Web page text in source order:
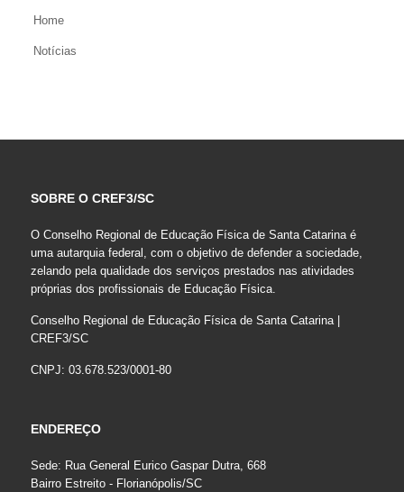
Home
Notícias
SOBRE O CREF3/SC
O Conselho Regional de Educação Física de Santa Catarina é
uma autarquia federal, com o objetivo de defender a sociedade,
zelando pela qualidade dos serviços prestados nas atividades
próprias dos profissionais de Educação Física.
Conselho Regional de Educação Física de Santa Catarina |
CREF3/SC
CNPJ: 03.678.523/0001-80
ENDEREÇO
Sede: Rua General Eurico Gaspar Dutra, 668
Bairro Estreito - Florianópolis/SC